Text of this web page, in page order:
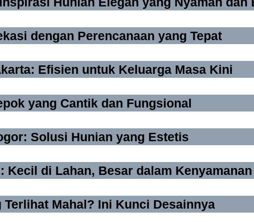
dengan Perencanaan yang Tepat
Efisien untuk Keluarga Masa Kini
yang Cantik dan Fungsional
Solusi Hunian yang Estetis
Kecil di Lahan, Besar dalam Kenyamanan
Mahal? Ini Kunci Desainnya